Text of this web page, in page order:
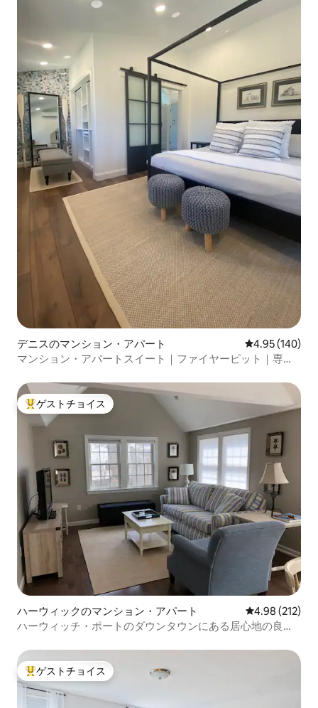
デニスのマンション・アパート レビュー140
4.95 (140)
マンション・アパートスイート｜ファイヤーピット｜専用
大好評のゲストチョイスです。
ゲストチョイス
ハーウィックのマンション・アパート レビュー212
4.98 (212)
ハーウィッチ・ポートのダウンタウンにある居心地の良い
大好評のゲストチョイスです。
ゲストチョイス